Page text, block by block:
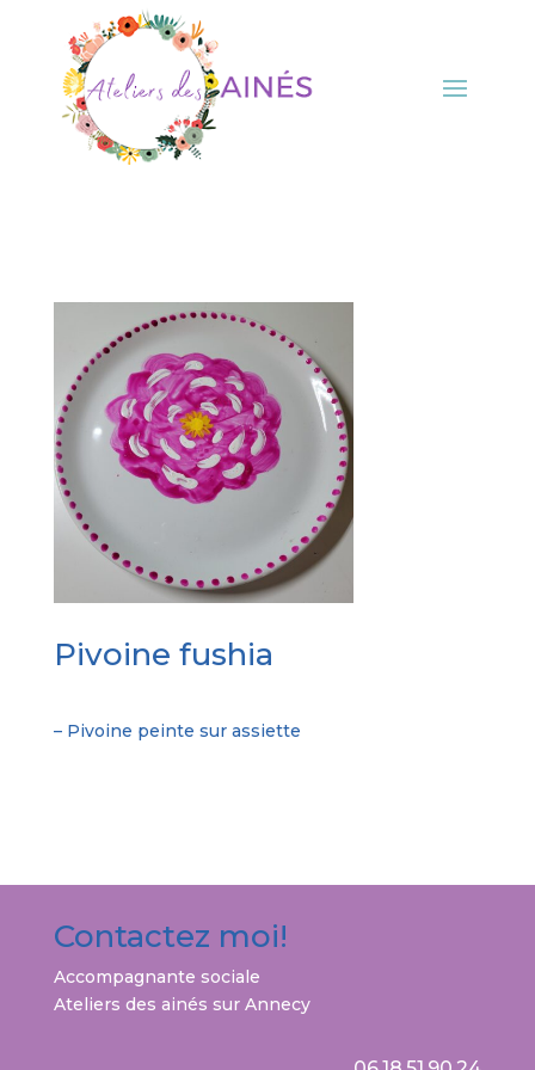
Pivoine fushia
– Pivoine peinte sur assiette
Contactez moi!
Accompagnante sociale
Ateliers des ainés sur Annecy